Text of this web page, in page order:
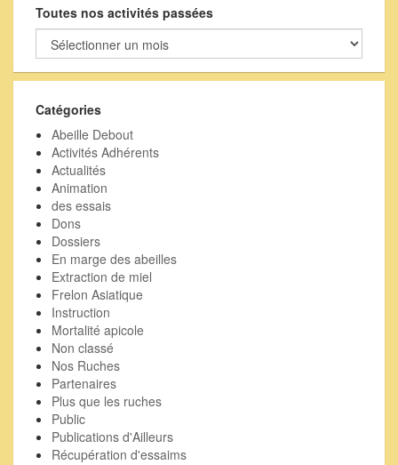
Toutes nos activités passées
Toutes
nos
activités
Catégories
Abeille Debout
Activités Adhérents
Actualités
Animation
des essais
Dons
Dossiers
En marge des abeilles
Extraction de miel
Frelon Asiatique
Instruction
Mortalité apicole
Non classé
Nos Ruches
Partenaires
Plus que les ruches
Public
Publications d'Ailleurs
Récupération d'essaims